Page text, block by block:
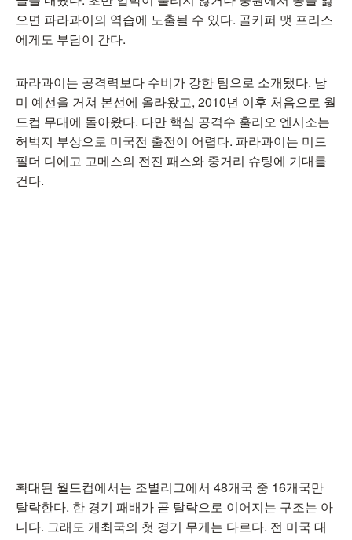
으면 파라과이의 역습에 노출될 수 있다. 골키퍼 맷 프리스
에게도 부담이 간다.
파라과이는 공격력보다 수비가 강한 팀으로 소개됐다. 남
미 예선을 거쳐 본선에 올라왔고, 2010년 이후 처음으로 월
드컵 무대에 돌아왔다. 다만 핵심 공격수 훌리오 엔시소는
허벅지 부상으로 미국전 출전이 어렵다. 파라과이는 미드
필더 디에고 고메스의 전진 패스와 중거리 슈팅에 기대를
건다.
확대된 월드컵에서는 조별리그에서 48개국 중 16개국만
탈락한다. 한 경기 패배가 곧 탈락으로 이어지는 구조는 아
니다. 그래도 개최국의 첫 경기 무게는 다르다. 전 미국 대